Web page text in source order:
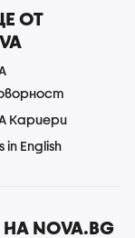
ОТ
Кариери
in English
NOVA.BG